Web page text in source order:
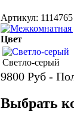
Артикул: 1114765
Цвет
Светло-серый
9800 Руб -
Выбрать